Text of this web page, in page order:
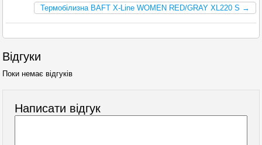
Термобілизна BAFT X-Line WOMEN RED/GRAY XL220 S →
Відгуки
Поки немає відгуків
Написати відгук